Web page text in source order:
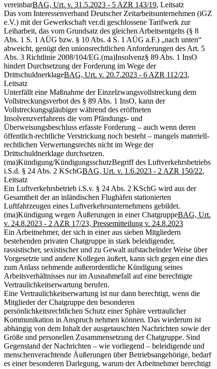
vereinbarBAG, Urt. v. 31.5.2023 - 5 AZR 143/19, Leitsatz
Das vom Interessenverband Deutscher Zeitarbeitsunternehmen (iGZ
e.V.) mit der Gewerkschaft ver.di geschlossene Tarifwerk zur
Leiharbeit, das vom Grundsatz des gleichen Arbeitsentgelts (§ 8
Abs. 1 S. 1 AÜG bzw. § 10 Abs. 4 S. 1 AÜG a.F.) „nach unten“
abweicht, genügt den unionsrechtlichen Anforderungen des Art. 5
Abs. 3 Richtlinie 2008/104/EG.(ma)Insolvenz§ 89 Abs. 1 InsO
hindert Durchsetzung der Forderung im Wege der
DrittschuldnerklageBAG, Urt. v. 20.7.2023 - 6 AZR 112/23,
Leitsatz
Unterfällt eine Maßnahme der Einzelzwangsvollstreckung dem
Vollstreckungsverbot des § 89 Abs. 1 InsO, kann der
Vollstreckungsgläubiger während des eröffneten
Insolvenzverfahrens die vom Pfändungs- und
Überweisungsbeschluss erfasste Forderung – auch wenn deren
öffentlich-rechtliche Verstrickung noch besteht – mangels materiell-
rechtlichen Verwertungsrechts nicht im Wege der
Drittschuldnerklage durchsetzen.
(ma)Kündigung/KündigungsschutzBegriff des Luftverkehrsbetriebs
i.S.d. § 24 Abs. 2 KSchGBAG, Urt. v. 1.6.2023 - 2 AZR 150/22,
Leitsatz
Ein Luftverkehrsbetrieb i.S.v. § 24 Abs. 2 KSchG wird aus der
Gesamtheit der an inländischen Flughäfen stationierten
Luftfahrzeugen eines Luftverkehrsunternehmens gebildet.
(ma)Kündigung wegen Äußerungen in einer ChatgruppeBAG, Urt.
v. 24.8.2023 - 2 AZR 17/23, Pressemitteilung v. 24.8.2023
Ein Arbeitnehmer, der sich in einer aus sieben Mitgliedern
bestehenden privaten Chatgruppe in stark beleidigender,
rassistischer, sexistischer und zu Gewalt aufstachelnder Weise über
Vorgesetzte und andere Kollegen äußert, kann sich gegen eine dies
zum Anlass nehmende außerordentliche Kündigung seines
Arbeitsverhältnisses nur im Ausnahmefall auf eine berechtigte
Vertraulichkeitserwartung berufen.
Eine Vertraulichkeitserwartung ist nur dann berechtigt, wenn die
Mitglieder der Chatgruppe den besonderen
persönlichkeitsrechtlichen Schutz einer Sphäre vertraulicher
Kommunikation in Anspruch nehmen können. Das wiederum ist
abhängig von dem Inhalt der ausgetauschten Nachrichten sowie der
Größe und personellen Zusammensetzung der Chatgruppe. Sind
Gegenstand der Nachrichten – wie vorliegend – beleidigende und
menschenverachtende Äußerungen über Betriebsangehörige, bedarf
es einer besonderen Darlegung, warum der Arbeitnehmer berechtigt